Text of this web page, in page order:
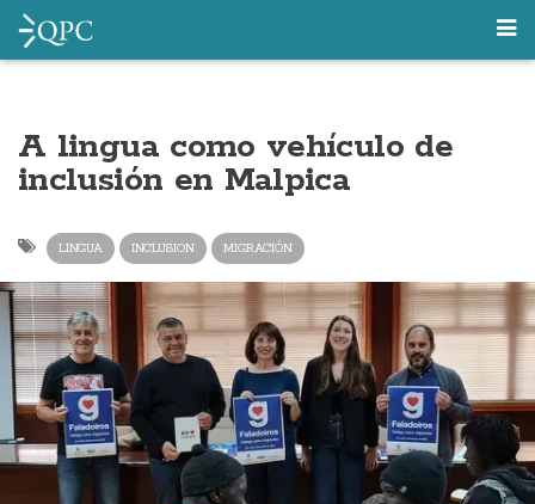
A lingua como vehículo de
inclusión en Malpica
LINGUA INCLUSION MIGRACIÓN